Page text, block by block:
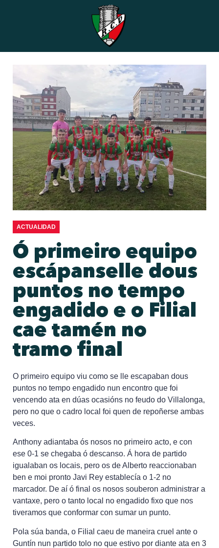
ACTUALIDAD
Ó primeiro equipo
escápanselle dous
puntos no tempo
engadido e o Filial
cae tamén no
tramo final
O primeiro equipo viu como se lle escapaban dous
puntos no tempo engadido nun encontro que foi
vencendo ata en dúas ocasións no feudo do Villalonga,
pero no que o cadro local foi quen de repoñerse ambas
veces.
Anthony adiantaba ós nosos no primeiro acto, e con
ese 0-1 se chegaba ó descanso. Á hora de partido
igualaban os locais, pero os de Alberto reaccionaban
ben e moi pronto Javi Rey establecía o 1-2 no
marcador. De aí ó final os nosos souberon administrar a
vantaxe, pero o tanto local no engadido fixo que nos
tiveramos que conformar con sumar un punto.
Pola súa banda, o Filial caeu de maneira cruel ante o
Guntín nun partido tolo no que estivo por diante ata en 3